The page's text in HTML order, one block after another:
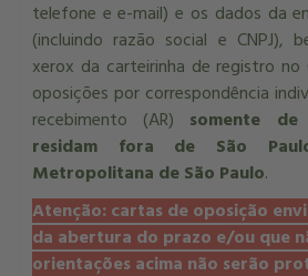
telefone e e-mail) e os dados da
(incluindo razão social e CNPJ),
xerox da carteirinha de registro no
oposições por correspondência
recebimento (AR) somente de
residam fora de São
Metropolitana de São Paulo.
Atenção: cartas de oposição
da abertura do prazo e/ou que
orientações acima não serão